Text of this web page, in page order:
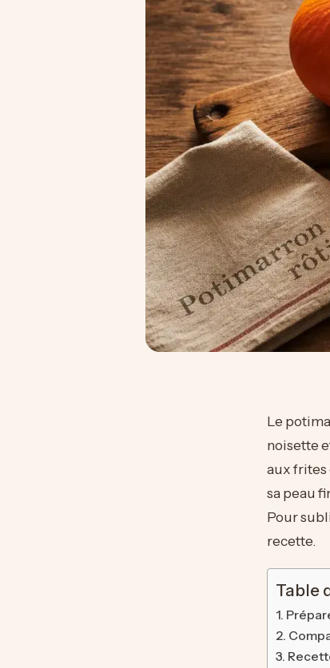
Le
noisette
aux frites
sa peau
Pour
recette.
Table